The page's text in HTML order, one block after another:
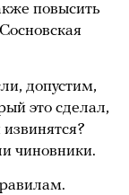
повысить
допустим,
это сделал,
чиновники.